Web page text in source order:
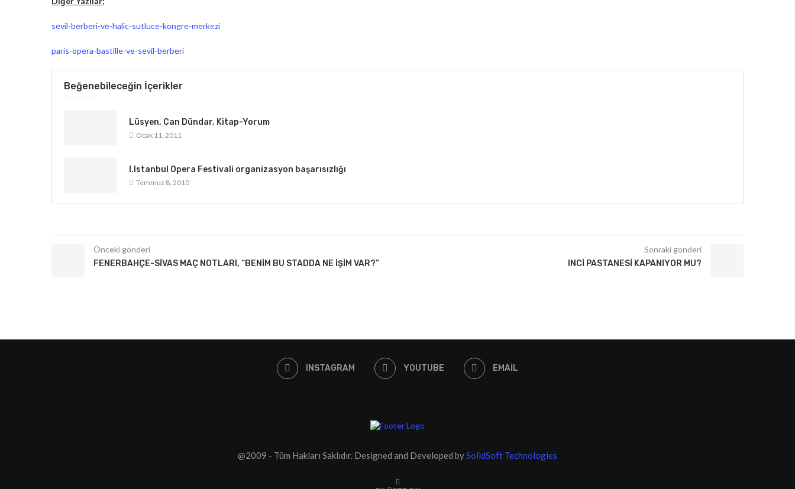
sevil-berberi-ve-halic-sutluce-kongre-merkezi
paris-opera-bastille-ve-sevil-berberi
Beğenebileceğin İçerikler
Lüsyen, Can Dündar, Kitap-Yorum
Ocak 11, 2011
I.Istanbul Opera Festivali organizasyon başarısızlığı
Temmuz 8, 2010
Önceki gönderi
FENERBAHÇE-SIVAS MAÇ NOTLARI, “BENIM BU STADDA NE IŞIM VAR?”
Sonraki gönderi
INCI PASTANESI KAPANIYOR MU?
INSTAGRAM YOUTUBE EMAIL
@2009 - Tüm Hakları Saklıdır. Designed and Developed bySolidSoft Technologies